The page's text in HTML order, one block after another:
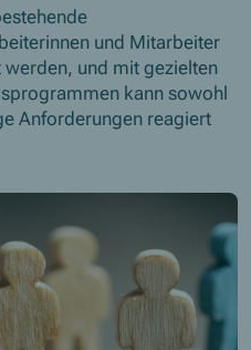
und Mitarbeiter
und mit gezielten
kann sowohl
Anforderungen reagiert